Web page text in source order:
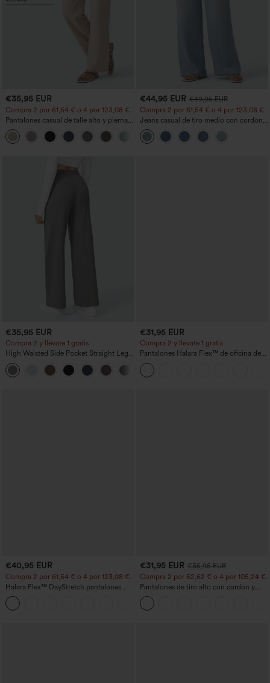
€35,95 EUR
Compra 2 por 61,54 € o 4 por 123,08 €.
Pantalones casual de talle alto y pierna
recta con tacto de lino y bolsillos
+5
€44,95 EUR €49,95 EUR
Compra 2 por 61,54 € o 4 por 123,08 €.
Jeans casual de tiro medio con cordón y
bolsillos
€35,95 EUR
Compra 2 y llévate 1 gratis
High Waisted Side Pocket Straight Leg
Work Pants
€31,95 EUR
Compra 2 y llévate 1 gratis
Pantalones Halara Flex™ de oficina de
tiro alto ligeramente acampanados con
bolsillos
€40,95 EUR
Compra 2 por 61,54 € o 4 por 123,08 €.
Halara Flex™ DayStretch pantalones
acampanados de trabajo de tiro medio
con bolsillo lateral con cremallera
€31,95 EUR €35,95 EUR
Compra 2 por 52,62 € o 4 por 105,24 €.
Pantalones de tiro alto con cordón y
bolsillos, pernera ancha, holgados y de
estilo casual con tacto de lino.